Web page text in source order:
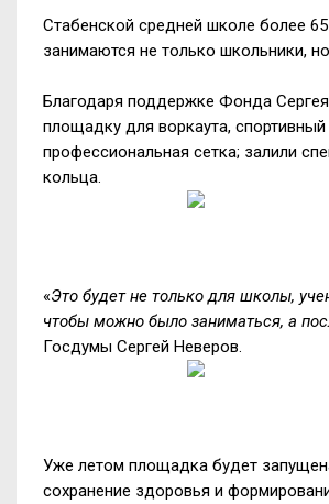
Стабенской средней школе более
занимаются не только школьники,
Благодаря поддержке Фонда
площадку для воркаута,
профессиональная сетка; залили
кольца.
«Это будет не только для школы,
чтобы можно было заниматься, а
Госдумы Сергей Неверов.
Уже летом площадка будет
сохранение здоровья и